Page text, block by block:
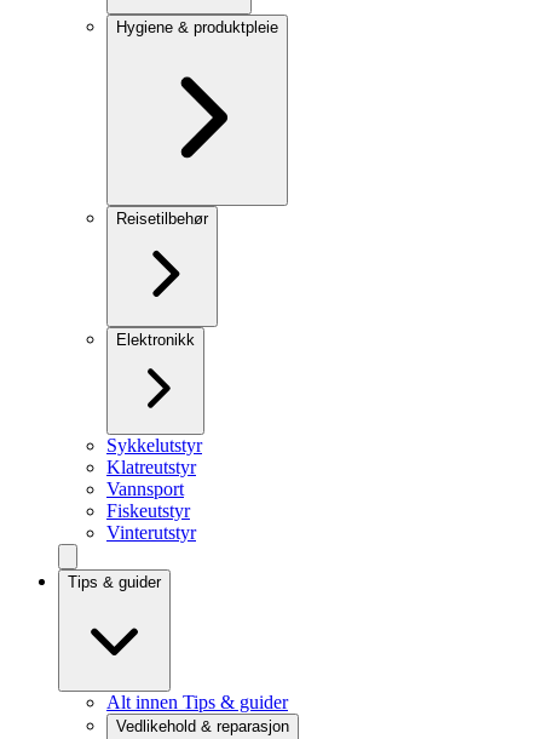
Hygiene & produktpleie
Reisetilbehør
Elektronikk
Sykkelutstyr
Klatreutstyr
Vannsport
Fiskeutstyr
Vinterutstyr
Tips & guider
Alt innen Tips & guider
Vedlikehold & reparasjon